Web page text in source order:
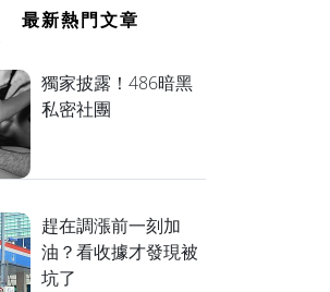
最新熱門文章
獨家披露！486暗黑
私密社團
趕在調漲前一刻加
油？看收據才發現被
坑了